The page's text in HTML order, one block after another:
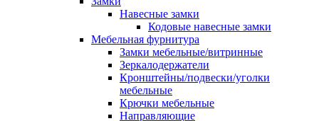
Навесные замки
Кодовые навесные замки
Мебельная фурнитура
Замки мебельные/витринные
Зеркалодержатели
Кронштейны/подвески/уголки
мебельные
Крючки мебельные
Направляющие